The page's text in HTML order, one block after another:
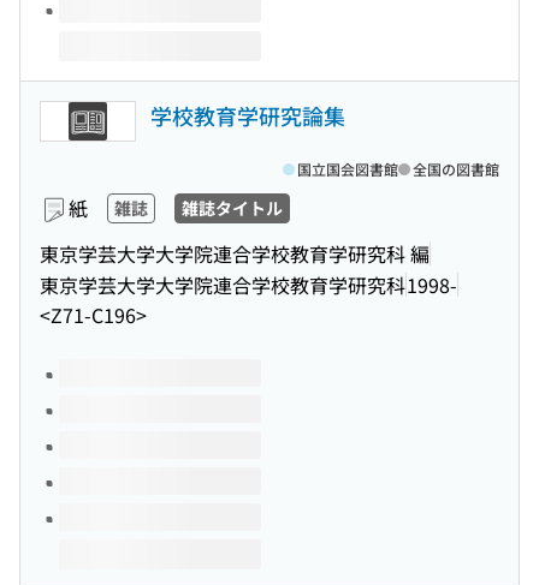
学校教育学研究論集
紙 雑誌 雑誌タイトル
東京学芸大学大学院連合学校教育学研究科 編
東京学芸大学大学院連合学校教育学研究科1998-
<Z71-C196>
国立国会図書館 全国の図書館
このタイトルの巻号